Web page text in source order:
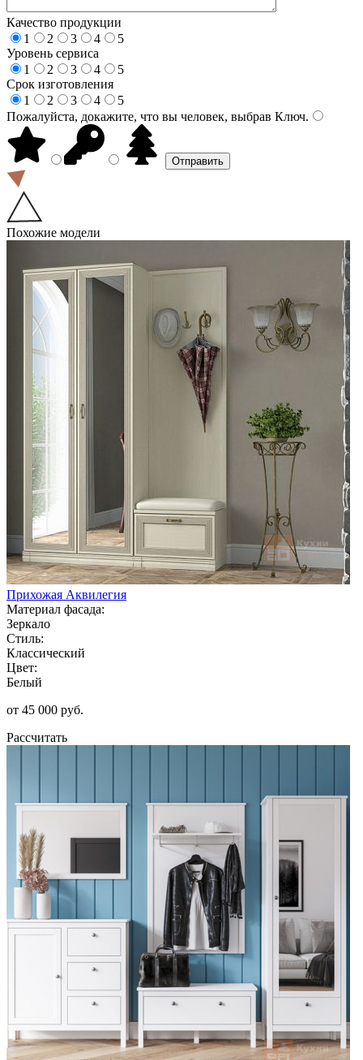
Качество продукции
1
2 3 4
5
Уровень сервиса
1
2 3 4
5
Срок изготовления
1
2 3 4
5
Пожалуйста, докажите, что вы человек, выбрав Ключ.
Похожие модели
Прихожая Аквилегия
Материал фасада:
Зеркало
Стиль:
Классический
Цвет:
Белый
от 45 000 руб.
Рассчитать